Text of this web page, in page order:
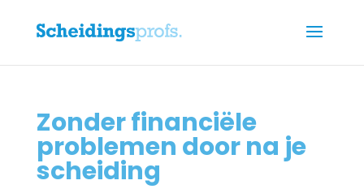
Zonder financiële
problemen door na je
scheiding